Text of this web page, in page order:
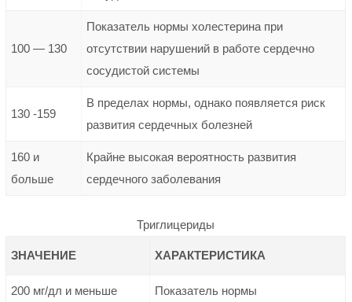
100 — 130
Показатель нормы холестерина при
отсутствии нарушений в работе сердечно
сосудистой системы
130 -159
В пределах нормы, однако появляется риск
развития сердечных болезней
160 и
больше
Крайне высокая вероятность развития
сердечного заболевания
Триглицериды
ЗНАЧЕНИЕ ХАРАКТЕРИСТИКА
200 мг/дл и меньше Показатель нормы